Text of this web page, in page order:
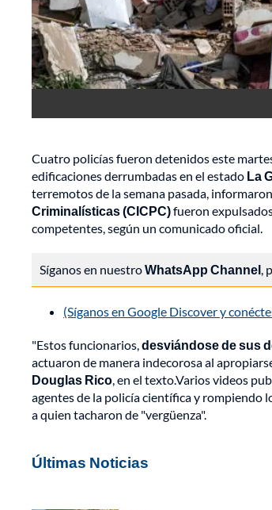
Cuatro policías fueron detenidos este
edificaciones derrumbadas en el estado La
terremotos de la semana pasada,
Criminalísticas (CICPC)fueron
competentes, según un comunicado oficial.
Síganos en nuestroWhatsApp Channel,
(Síganos en Google Discover y
"Estos funcionarios,desviándose de sus
actuaron de manera indecorosa al
Douglas Rico, en el texto.Varios videos
agentes de la policía científica y rompiendo
a quien tacharon de "vergüenza".
Últimas Noticias